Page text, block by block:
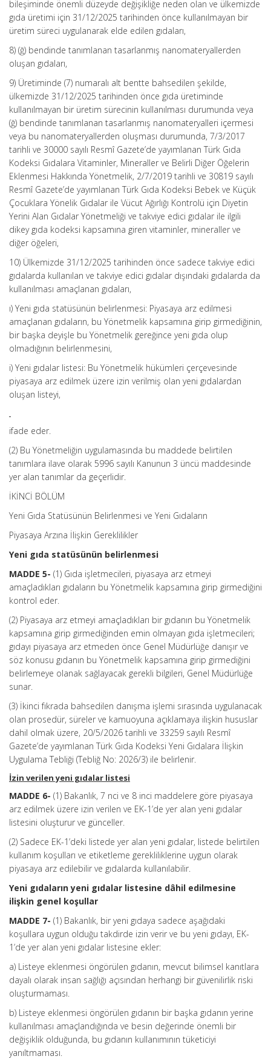
bileşiminde önemli düzeyde değişikliğe neden olan ve ülkemizde
gıda üretimi için 31/12/2025 tarihinden önce kullanılmayan bir
üretim süreci uygulanarak elde edilen gıdaları,
8) (ğ) bendinde tanımlanan tasarlanmış nanomateryallerden
oluşan gıdaları,
9) Üretiminde (7) numaralı alt bentte bahsedilen şekilde,
ülkemizde 31/12/2025 tarihinden önce gıda üretiminde
kullanılmayan bir üretim sürecinin kullanılması durumunda veya
(ğ) bendinde tanımlanan tasarlanmış nanomateryalleri içermesi
veya bu nanomateryallerden oluşması durumunda, 7/3/2017
tarihli ve 30000 sayılı Resmî Gazete’de yayımlanan Türk Gıda
Kodeksi Gıdalara Vitaminler, Mineraller ve Belirli Diğer Öğelerin
Eklenmesi Hakkında Yönetmelik, 2/7/2019 tarihli ve 30819 sayılı
Resmî Gazete’de yayımlanan Türk Gıda Kodeksi Bebek ve Küçük
Çocuklara Yönelik Gıdalar ile Vücut Ağırlığı Kontrolü için Diyetin
Yerini Alan Gıdalar Yönetmeliği ve takviye edici gıdalar ile ilgili
dikey gıda kodeksi kapsamına giren vitaminler, mineraller ve
diğer öğeleri,
10) Ülkemizde 31/12/2025 tarihinden önce sadece takviye edici
gıdalarda kullanılan ve takviye edici gıdalar dışındaki gıdalarda da
kullanılması amaçlanan gıdaları,
ı) Yeni gıda statüsünün belirlenmesi: Piyasaya arz edilmesi
amaçlanan gıdaların, bu Yönetmelik kapsamına girip girmediğinin,
bir başka deyişle bu Yönetmelik gereğince yeni gıda olup
olmadığının belirlenmesini,
i) Yeni gıdalar listesi: Bu Yönetmelik hükümleri çerçevesinde
piyasaya arz edilmek üzere izin verilmiş olan yeni gıdalardan
oluşan listeyi,
ifade eder.
(2) Bu Yönetmeliğin uygulamasında bu maddede belirtilen
tanımlara ilave olarak 5996 sayılı Kanunun 3 üncü maddesinde
yer alan tanımlar da geçerlidir.
İKİNCİ BÖLÜM
Yeni Gıda Statüsünün Belirlenmesi ve Yeni Gıdaların
Piyasaya Arzına İlişkin Gereklilikler
Yeni gıda statüsünün belirlenmesi
MADDE 5- (1) Gıda işletmecileri, piyasaya arz etmeyi
amaçladıkları gıdaların bu Yönetmelik kapsamına girip girmediğini
kontrol eder.
(2) Piyasaya arz etmeyi amaçladıkları bir gıdanın bu Yönetmelik
kapsamına girip girmediğinden emin olmayan gıda işletmecileri;
gıdayı piyasaya arz etmeden önce Genel Müdürlüğe danışır ve
söz konusu gıdanın bu Yönetmelik kapsamına girip girmediğini
belirlemeye olanak sağlayacak gerekli bilgileri, Genel Müdürlüğe
sunar.
(3) İkinci fıkrada bahsedilen danışma işlemi sırasında uygulanacak
olan prosedür, süreler ve kamuoyuna açıklamaya ilişkin hususlar
dahil olmak üzere, 20/5/2026 tarihli ve 33259 sayılı Resmî
Gazete’de yayımlanan Türk Gıda Kodeksi Yeni Gıdalara İlişkin
Uygulama Tebliği (Tebliğ No: 2026/3) ile belirlenir.
İzin verilen yeni gıdalar listesi
MADDE 6- (1) Bakanlık, 7 nci ve 8 inci maddelere göre piyasaya
arz edilmek üzere izin verilen ve EK-1’de yer alan yeni gıdalar
listesini oluşturur ve günceller.
(2) Sadece EK-1’deki listede yer alan yeni gıdalar, listede belirtilen
kullanım koşulları ve etiketleme gerekliliklerine uygun olarak
piyasaya arz edilebilir ve gıdalarda kullanılabilir.
Yeni gıdaların yeni gıdalar listesine dâhil edilmesine
ilişkin genel koşullar
MADDE 7- (1) Bakanlık, bir yeni gıdaya sadece aşağıdaki
koşullara uygun olduğu takdirde izin verir ve bu yeni gıdayı, EK-
1’de yer alan yeni gıdalar listesine ekler:
a) Listeye eklenmesi öngörülen gıdanın, mevcut bilimsel kanıtlara
dayalı olarak insan sağlığı açısından herhangi bir güvenilirlik riski
oluşturmaması.
b) Listeye eklenmesi öngörülen gıdanın bir başka gıdanın yerine
kullanılması amaçlandığında ve besin değerinde önemli bir
değişiklik olduğunda, bu gıdanın kullanımının tüketiciyi
yanıltmaması.